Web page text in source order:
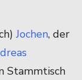
Jochen, der
Stammtisch